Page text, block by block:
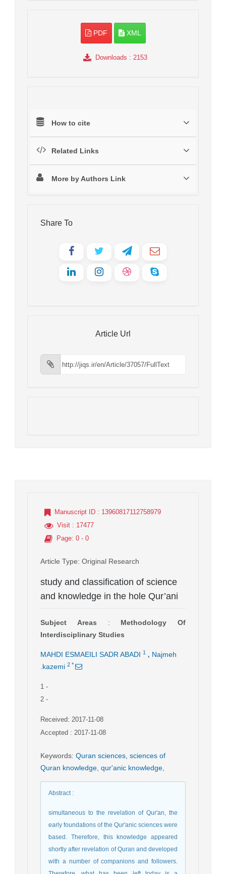
PDF XML
Downloads : 2153
How to cite
Related Links
More by Authors Link
Share To
Article Url
Manuscript ID : 13960817112758979
Visit : 17477
Page: 0 - 0
Article Type: Original Research
study and classification of science
and knowledge in the hole Qur’ani
Subject Areas : Methodology Of
Interdisciplinary Studies
MAHDI ESMAEILI SADR ABADI 1 , Najmeh
.kazemi 2 *
1 -
2 -
Received: 2017-11-08
Accepted : 2017-11-08
Keywords: Quran sciences sciences of
Quran knowledge qur'anic knowledge
Abstract:
simultaneous to the revelation of Qur'an, the
early foundations of the Qur'anic sciences were
based. Therefore, this knowledge appeared
shortly after revelation of Quran and developed
with a number of companions and followers.